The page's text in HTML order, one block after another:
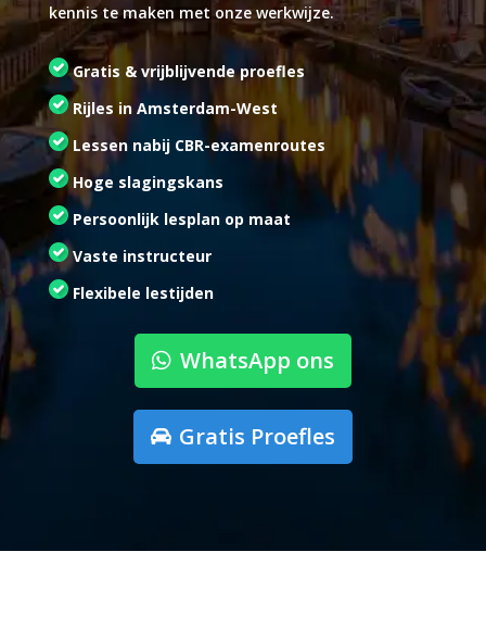
kennis te maken met onze werkwijze.
Gratis & vrijblijvende proefles
Rijles in Amsterdam-West
Lessen nabij CBR-examenroutes
Hoge slagingskans
Persoonlijk lesplan op maat
Vaste instructeur
Flexibele lestijden
WhatsApp ons
Gratis Proefles